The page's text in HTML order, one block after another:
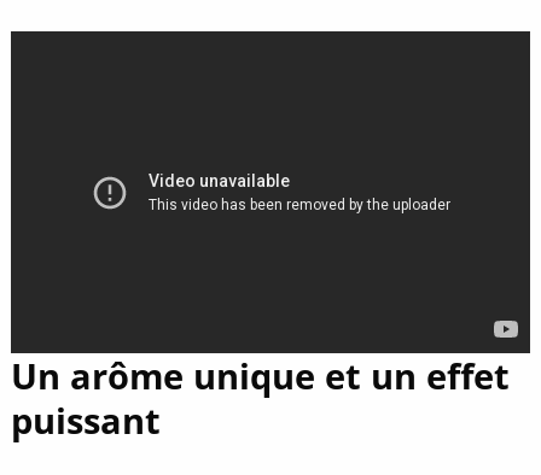
Un arôme unique et un effet
puissant